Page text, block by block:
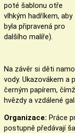
poté šablonu otře
vlhkým hadříkem, aby
byla připravená pro
dalšího malíře).
Na závěr si děti
vody. Ukazovákem a
černým papírem,
hvězdy a vzdálené
Organizace: Práce
postupně předávají